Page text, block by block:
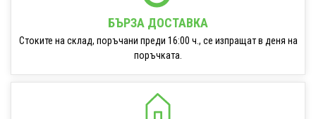
БЪРЗА ДОСТАВКА
Стоките на склад, поръчани преди 16:00 ч., се изпращат в деня на
поръчката.